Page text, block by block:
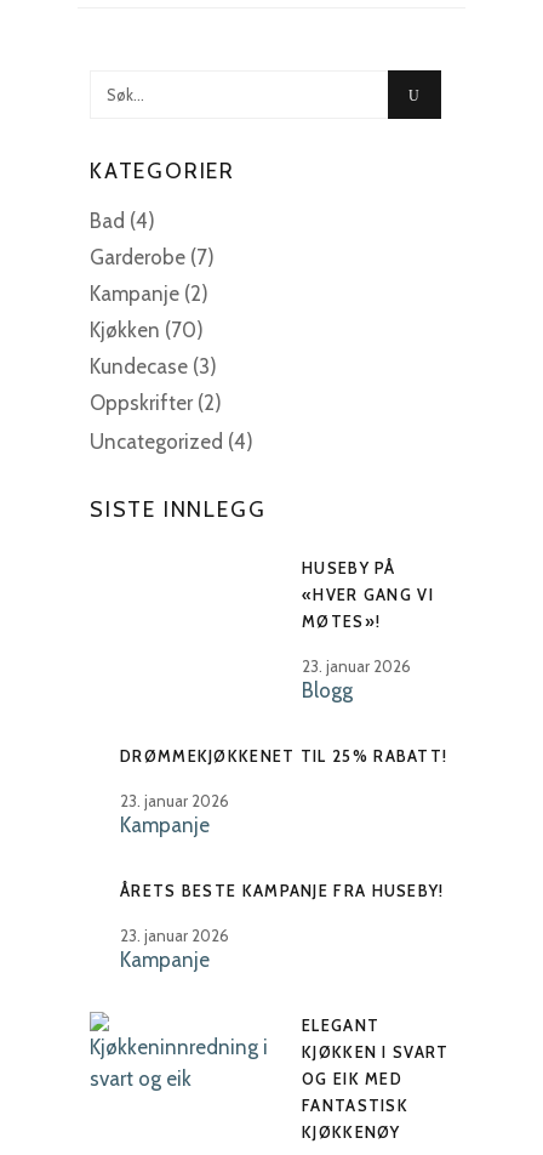
Søk
KATEGORIER
Bad (4)
Garderobe (7)
Kampanje (2)
Kjøkken (70)
Kundecase (3)
Oppskrifter(2)
Uncategorized (4)
SISTE INNLEGG
HUSEBY PÅ
«HVER GANG VI
MØTES»!
23. januar 2026
Blogg
DRØMMEKJØKKENET TIL 25% RABATT!
23. januar 2026
Kampanje
ÅRETS BESTE KAMPANJE FRA HUSEBY!
23. januar 2026
Kampanje
ELEGANT
KJØKKEN I SVART
OG EIK MED
FANTASTISK
KJØKKENØY